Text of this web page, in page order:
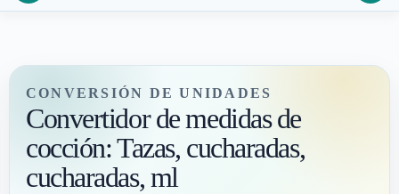
CONVERSIÓN DE UNIDADES
Convertidor de medidas de
cocción: Tazas, cucharadas,
cucharadas, ml